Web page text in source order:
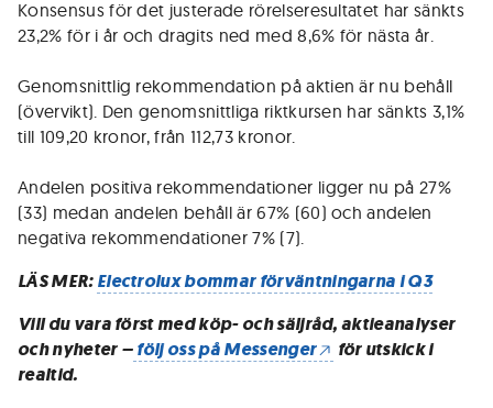
Konsensus för det justerade rörelseresultatet har sänkts
23,2% för i år och dragits ned med 8,6% för nästa år.
Genomsnittlig rekommendation på aktien är nu behåll
(övervikt). Den genomsnittliga riktkursen har sänkts 3,1%
till 109,20 kronor, från 112,73 kronor.
Andelen positiva rekommendationer ligger nu på 27%
(33) medan andelen behåll är 67% (60) och andelen
negativa rekommendationer 7% (7).
LÄS MER:Electrolux bommar förväntningarna i Q3
Vill du vara först med köp- och säljråd, aktieanalyser
och nyheter –följ oss på Messenger
för utskick i
realtid.